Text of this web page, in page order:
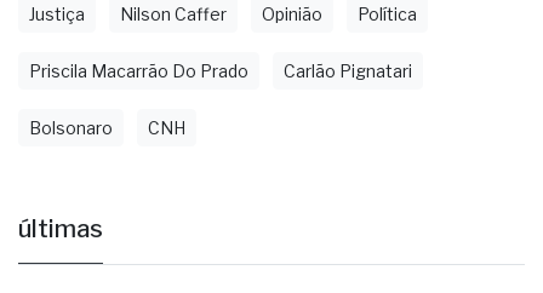
Justiça Nilson Caffer Opinião Política
Priscila Macarrão Do Prado Carlão Pignatari
Bolsonaro CNH
últimas